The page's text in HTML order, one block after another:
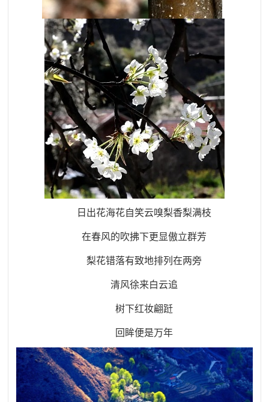
日出花海花自笑云嗅梨香梨满枝
在春风的吹拂下更显傲立群芳
梨花错落有致地排列在两旁
清风徐来白云追
树下红妆翩跹
回眸便是万年